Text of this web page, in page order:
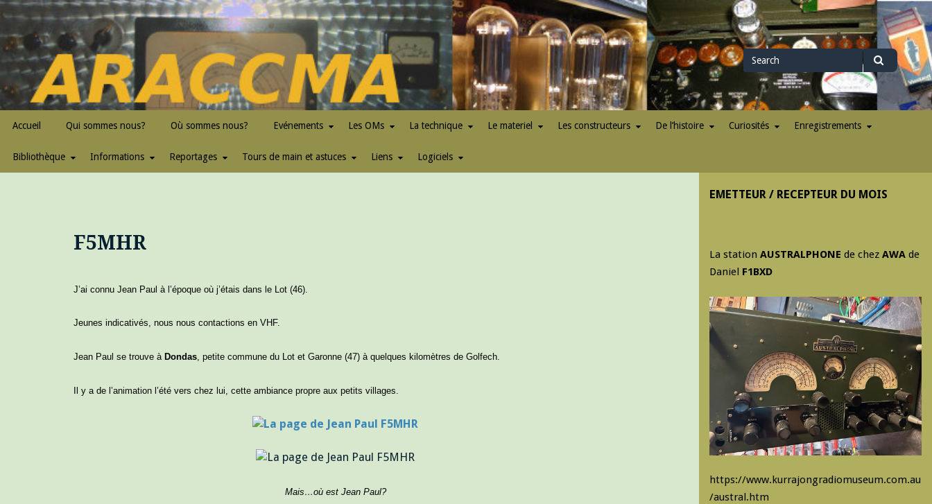
Skip
content
ARACCMA
Search
for
Search
Accueil Qui sommes nous? Où sommes nous? Evénements Les OMs La technique Le materiel Les constructeurs De l’histoire Curiosités Enregistrements
Bibliothèque Informations Reportages Tours de main et astuces Liens Logiciels
F5MHR
J’ai connu Jean Paul à l’époque où j’étais dans le Lot (46).
Jeunes indicativés, nous nous contactions en VHF.
Jean Paul se trouve à Dondas, petite commune du Lot et Garonne (47) à quelques kilomètres de Golfech.
Il y a de l’animation l’été vers chez lui, cette ambiance propre aux petits villages.
Mais…où est Jean Paul?
EMETTEUR / RECEPTEUR DU MOIS
La station AUSTRALPHONE de chez AWA de
Daniel F1BXD
https://www.kurrajongradiomuseum.com.au
/austral.htm